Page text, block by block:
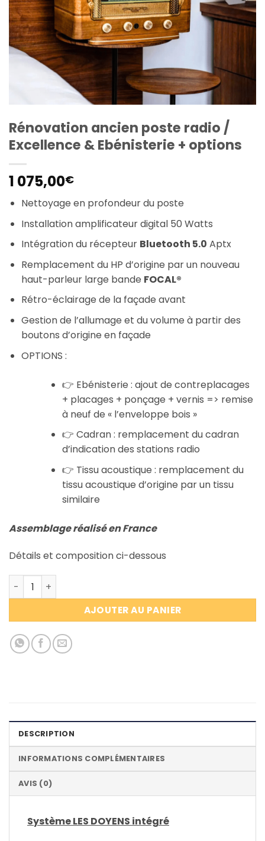
Rénovation ancien poste radio /
Excellence & Ebénisterie + options
1 075,00€
Nettoyage en profondeur du poste
Installation amplificateur digital 50 Watts
Intégration du récepteur Bluetooth 5.0 Aptx
Remplacement du HP d’origine par un nouveau
haut-parleur large bande FOCAL®
Rétro-éclairage de la façade avant
Gestion de l’allumage et du volume à partir des
boutons d’origine en façade
OPTIONS :
👉 Ebénisterie : ajout de contreplacages
+ placages + ponçage + vernis => remise
à neuf de « l’enveloppe bois »
👉 Cadran : remplacement du cadran
d’indication des stations radio
👉 Tissu acoustique : remplacement du
tissu acoustique d’origine par un tissu
similaire
Assemblage réalisé en France
Détails et composition ci-dessous
quantité de Rénovation ancien poste radio / Excellence
AJOUTER AU PANIER
DESCRIPTION
INFORMATIONS COMPLÉMENTAIRES
AVIS (0)
Système LES DOYENS intégré